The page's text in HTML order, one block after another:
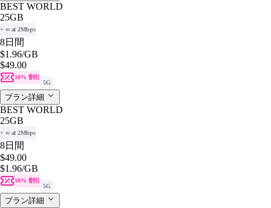
BEST WORLD
25GB
+ ∞ at 2Mbps
8日間
$1.96/GB
$49.00
10% 割引
5G
プラン詳細
BEST WORLD
25GB
+ ∞ at 2Mbps
8日間
$49.00
$1.96/GB
10% 割引
5G
プラン詳細